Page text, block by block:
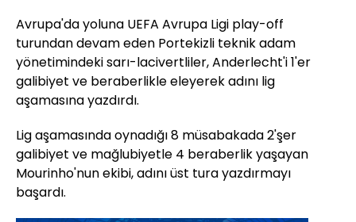
Avrupa'da yoluna UEFA Avrupa Ligi play-off
turundan devam eden Portekizli teknik adam
yönetimindeki sarı-lacivertliler, Anderlecht'i 1'er
galibiyet ve beraberlikle eleyerek adını lig
aşamasına yazdırdı.
Lig aşamasında oynadığı 8 müsabakada 2'şer
galibiyet ve mağlubiyetle 4 beraberlik yaşayan
Mourinho'nun ekibi, adını üst tura yazdırmayı
başardı.